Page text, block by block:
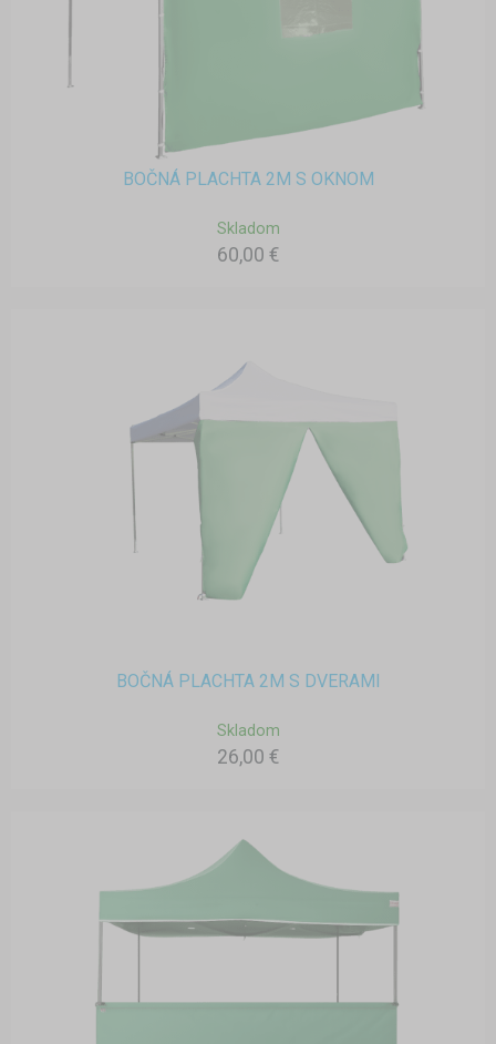
BOČNÁ PLACHTA 2M S OKNOM
Skladom
60,00 €
BOČNÁ PLACHTA 2M S DVERAMI
Skladom
26,00 €